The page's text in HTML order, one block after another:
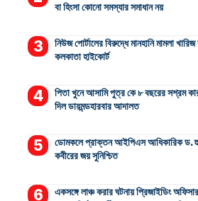
বা হিংসা কোনো সমস্যার সমাধান নয়
নিউজ পোর্টালের বিরুদ্ধে মানহানি মামলা
কলকাতা হাইকোর্ট
পিতা খুনে আসামি পুত্র কে ৮ বছরের সশ্রম
দিল ডায়মন্ডহারবার আদালত
ডোমকলে প্রাক্তন আইপিএস আধিকারিক ড.
কবীরের জয় সুনিশ্চিত
একসঙ্গে লাঞ্চ করার ঘটনায় প্রিজাইডিং